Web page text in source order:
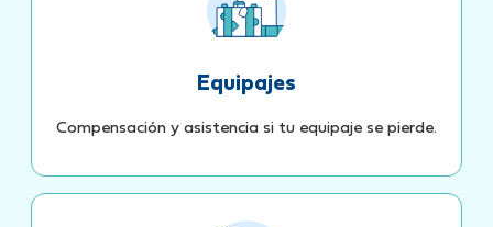
Equipajes
Compensación y asistencia si tu equipaje se pierde.